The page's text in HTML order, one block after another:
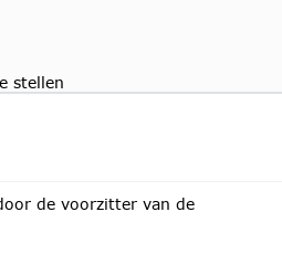
stellen
de voorzitter van de